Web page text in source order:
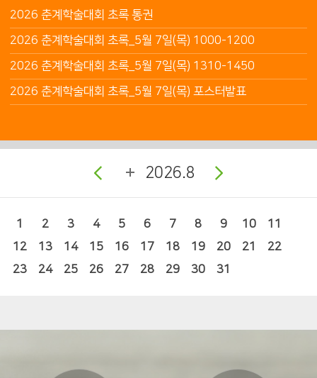
2026 춘계학술대회 초록 통권
2026 춘계학술대회 초록_5월 7일(목) 1000-1200
2026 춘계학술대회 초록_5월 7일(목) 1310-1450
2026 춘계학술대회 초록_5월 7일(목) 포스터발표
2026.8
1 2 3 4 5 6 7 8 9 10
11
12
13 14 15 16 17 18 19 20 21
22
23
24 25 26 27 28 29 30 31